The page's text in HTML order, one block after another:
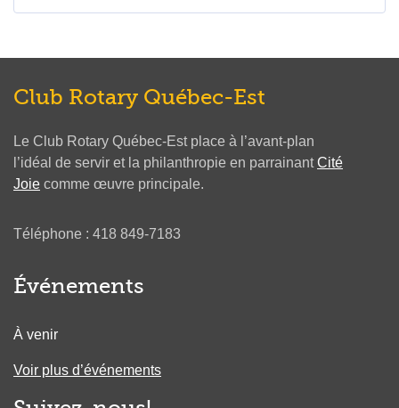
Club Rotary Québec-Est
Le Club Rotary Québec-Est place à l’avant-plan
l’idéal de servir et la philanthropie en parrainantCité
Joie comme œuvre principale.
Téléphone : 418 849-7183
Événements
À venir
Voir plus d’événements